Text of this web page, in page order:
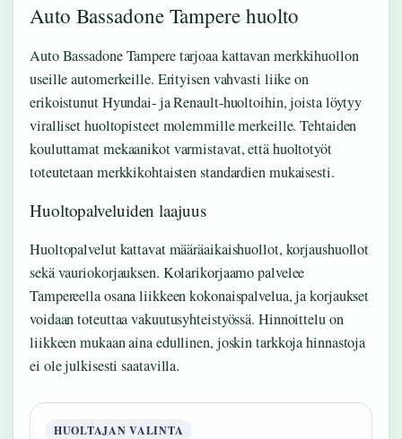
Auto Bassadone Tampere huolto
Auto Bassadone Tampere tarjoaa kattavan merkkihuollon
useille automerkeille. Erityisen vahvasti liike on
erikoistunut Hyundai- ja Renault-huoltoihin, joista löytyy
viralliset huoltopisteet molemmille merkeille. Tehtaiden
kouluttamat mekaanikot varmistavat, että huoltotyöt
toteutetaan merkkikohtaisten standardien mukaisesti.
Huoltopalveluiden laajuus
Huoltopalvelut kattavat määräaikaishuollot, korjaushuollot
sekä vauriokorjauksen. Kolarikorjaamo palvelee
Tampereella osana liikkeen kokonaispalvelua, ja korjaukset
voidaan toteuttaa vakuutusyhteistyössä. Hinnoittelu on
liikkeen mukaan aina edullinen, joskin tarkkoja hinnastoja
ei ole julkisesti saatavilla.
HUOLTAJAN VALINTA